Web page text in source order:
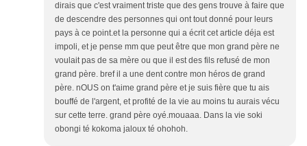
dirais que c'est vraiment triste que des gens trouve à faire que
de descendre des personnes qui ont tout donné pour leurs
pays à ce point.et la personne qui a écrit cet article déja est
impoli, et je pense mm que peut être que mon grand père ne
voulait pas de sa mère ou que il est des fils refusé de mon
grand père. bref il a une dent contre mon héros de grand
père. nOUS on t'aime grand père et je suis fière que tu ais
bouffé de l'argent, et profité de la vie au moins tu aurais vécu
sur cette terre. grand père oyé.mouaaa. Dans la vie soki
obongi té kokoma jaloux té ohohoh.